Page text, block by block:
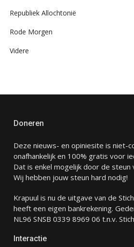
Republiek Allochtonië
Rode Morgen
Videre
Doneren
Deze nieuws- en opiniesite is niet-
onafhankelijk en 100% gratis voor
Dat is enkel mogelijk door de steun
Wij hebben jouw steun hard nodig!
Krapuul is nu de uitgave van de
heeft een eigen bankrekening.
NL96 SNSB 0339 8969 06 t.n.v.
Interactie